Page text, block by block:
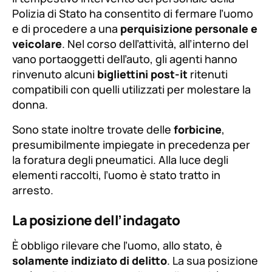
Polizia di Stato ha consentito di fermare l’uomo
e di procedere a una perquisizione personale e
veicolare. Nel corso dell’attività, all’interno del
vano portaoggetti dell’auto, gli agenti hanno
rinvenuto alcuni bigliettini post-it ritenuti
compatibili con quelli utilizzati per molestare la
donna.
Sono state inoltre trovate delle forbicine,
presumibilmente impiegate in precedenza per
la foratura degli pneumatici. Alla luce degli
elementi raccolti, l’uomo è stato tratto in
arresto.
La posizione dell’indagato
È obbligo rilevare che l’uomo, allo stato, è
solamente indiziato di delitto. La sua posizione